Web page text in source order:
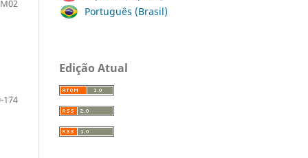
174
Português (Brasil)
Edição Atual